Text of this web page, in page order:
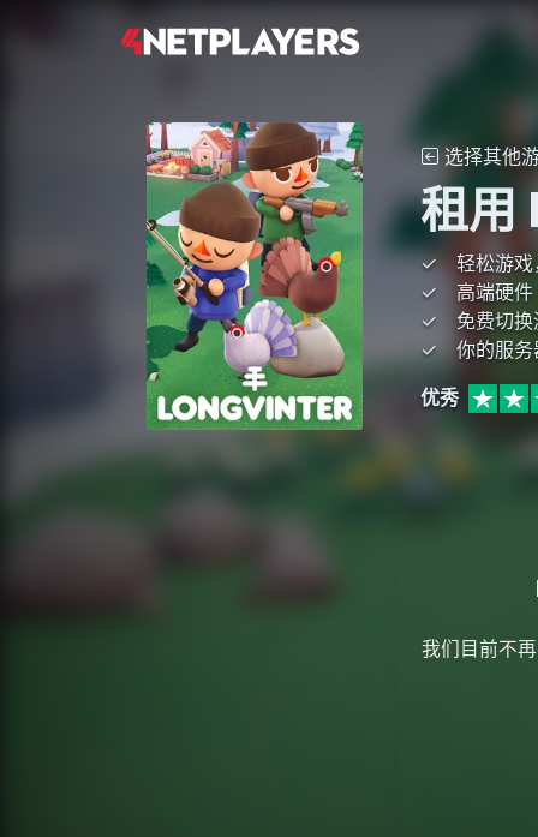
选择其他
租用
轻松游
高端硬件
免费切
你的服
优秀
我们目前不